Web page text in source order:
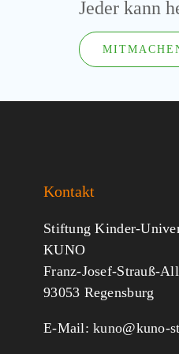
Jeder kann
Kontakt
Stiftung Kinder-
KUNO
Franz-Josef-Strauß-
93053 Regensburg
E-Mail:kuno@kuno-